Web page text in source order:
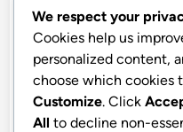
respuesta rápida a
significativamente la
Un evento de pub
pulseras para los
We respect your
Cookies help us
personalized content,
choose which cookies
Customize. Click
All to decline non-